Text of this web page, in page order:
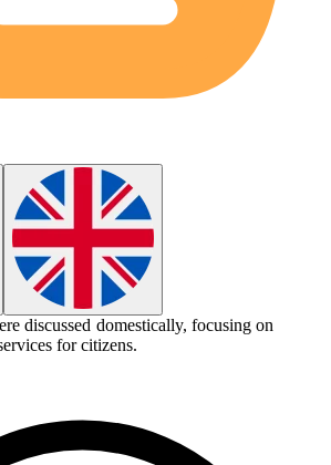
discussed domestically, focusing on
for citizens.